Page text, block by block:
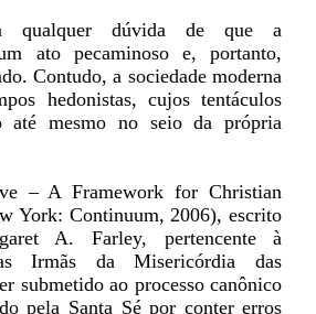
qualquer dúvida de que a
ato pecaminoso e, portanto,
Contudo, a sociedade moderna
hedonistas, cujos tentáculos
até mesmo no seio da própria
– A Framework for Christian
York: Continuum, 2006), escrito
A. Farley, pertencente à
Irmãs da Misericórdia das
submetido ao processo canônico
pela Santa Sé por conter erros